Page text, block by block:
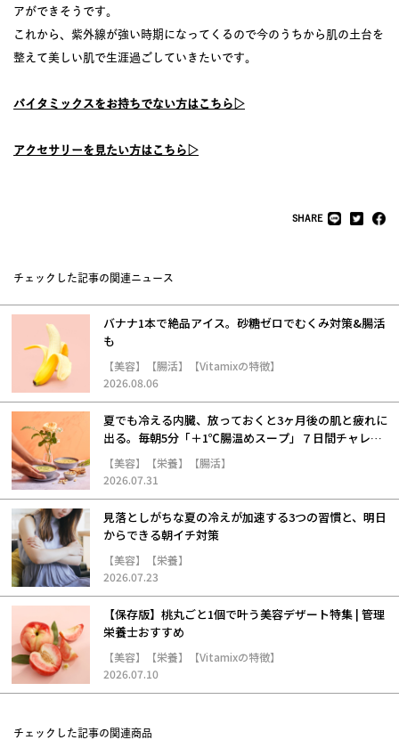
アができそうです。
これから、紫外線が強い時期になってくるので今のうちから肌の土台を
整えて美しい肌で生涯過ごしていきたいです。
バイタミックスをお持ちでない方はこちら▷
アクセサリーを見たい方はこちら▷
SHARE
チェックした記事の関連ニュース
バナナ1本で絶品アイス。砂糖ゼロでむくみ対策&腸活
も
【美容】【腸活】【Vitamixの特徴】
2026.08.06
夏でも冷える内臓、放っておくと3ヶ月後の肌と疲れに
出る。毎朝5分「＋1℃腸温めスープ」７日間チャレン
ジ【美容】【栄養】【腸活】
2026.07.31
見落としがちな夏の冷えが加速する3つの習慣と、明日
からできる朝イチ対策
【美容】【栄養】
2026.07.23
【保存版】桃丸ごと1個で叶う美容デザート特集 | 管理
栄養士おすすめ
【美容】【栄養】【Vitamixの特徴】
2026.07.10
チェックした記事の関連商品